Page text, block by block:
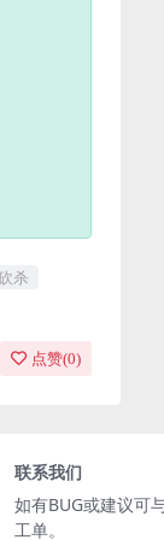
杀
点赞(0)
联系我们
如有BUG或建议可
工单。